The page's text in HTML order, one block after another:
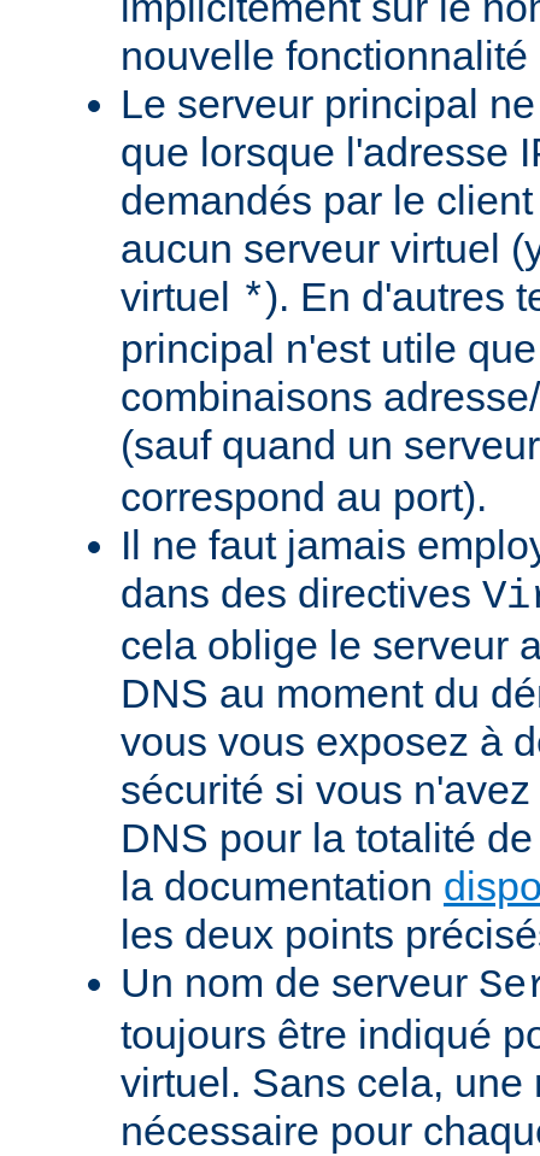
nouvelle
Le serveur principal
que lorsque l'adresse
demandés par le
aucun serveur virtuel
virtuel *). En d'autres
principal n'est utile
combinaisons
(sauf quand un
correspond au port).
Il ne faut jamais
dans des directives
cela oblige le serveur
DNS au moment du
vous vous exposez à
sécurité si vous
DNS pour la totalité
la documentation
les deux points
Un nom de serveur
toujours être indiqué
virtuel. Sans cela,
nécessaire pour